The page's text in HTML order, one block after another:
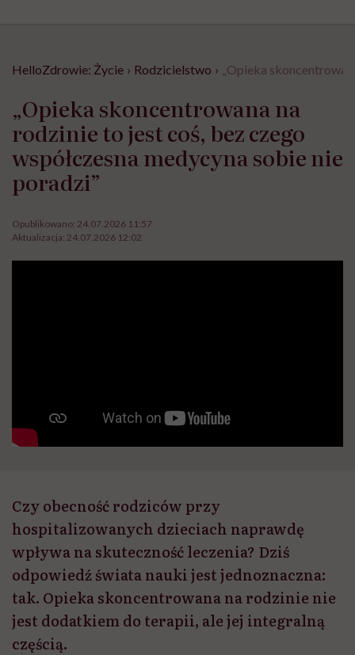
HelloZdrowie: Życie › Rodzicielstwo › „Opieka
„Opieka skoncentrowana na
rodzinie to jest coś, bez czego
współczesna medycyna sobie nie
poradzi”
Opublikowano: 24.07.2026 11:57
Aktualizacja: 24.07.2026 12:02
Czy obecność rodziców przy
hospitalizowanych dzieciach naprawdę
wpływa na skuteczność leczenia? Dziś
odpowiedź świata nauki jest jednoznaczna:
tak. Opieka skoncentrowana na rodzinie nie
jest dodatkiem do terapii, ale jej integralną
częścią.